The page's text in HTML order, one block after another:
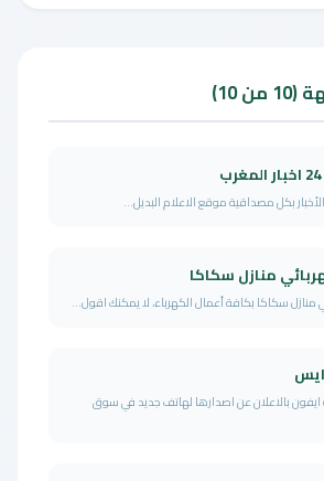
10)
منازل سكاكا
منازل سكاكا بكافة أعمال الكهرباء، لا يمكنك اقول...
بالاعلان عن اصدارها لهاتف جديد في سوق